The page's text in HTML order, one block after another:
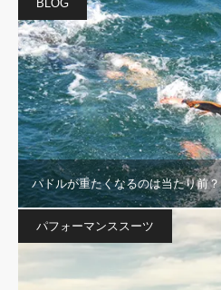
BLOG
パドルが重たくなるのは当たり前？
パフォーマンススーツ